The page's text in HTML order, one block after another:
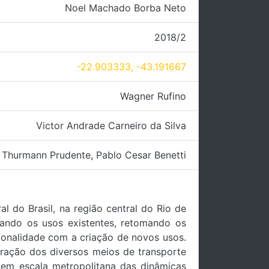
Noel Machado Borba Neto
2018/2
-22.903333, -43.191667
Wagner Rufino
Victor Andrade Carneiro da Silva
Prudente, Pablo Cesar Benetti
do Brasil, na região central do Rio de
os usos existentes, retomando os
com a criação de novos usos.
dos diversos meios de transporte
escala metropolitana das dinâmicas